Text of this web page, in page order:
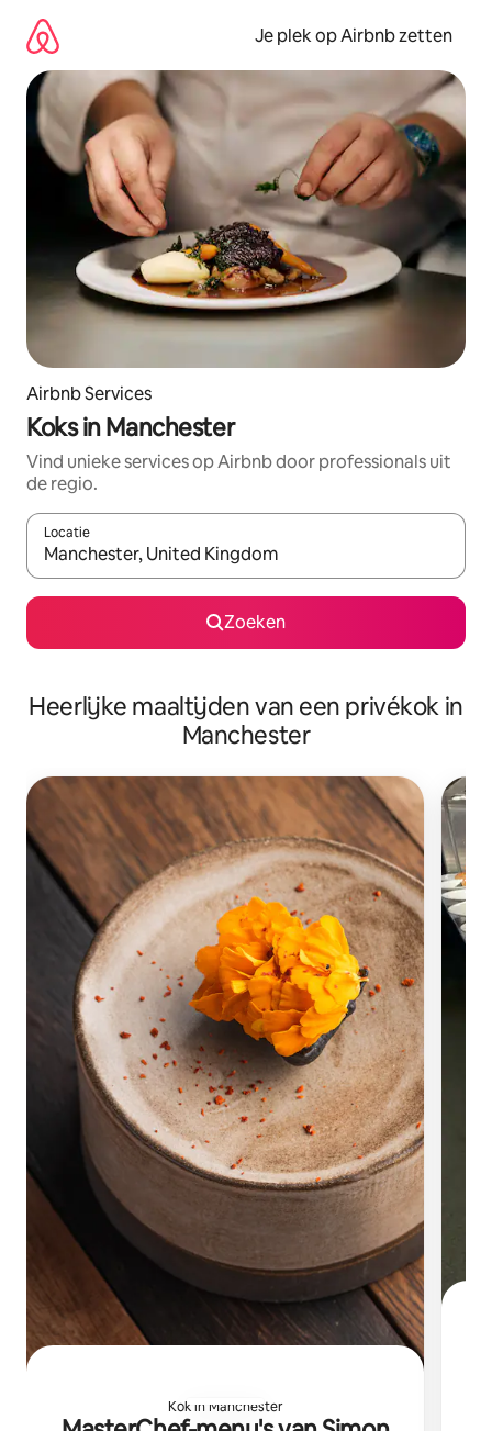
direct
naar
inhoud
Je plek op Airbnb zetten
Airbnb Services
Koks in Manchester
Vind unieke services op Airbnb door professionals uit
de regio.
Locatie
Wanneer er resultaten beschikbaar zijn, maak je een keuze
Zoeken
Heerlijke maaltijden van een privékok in
Manchester
Kok in Manchester